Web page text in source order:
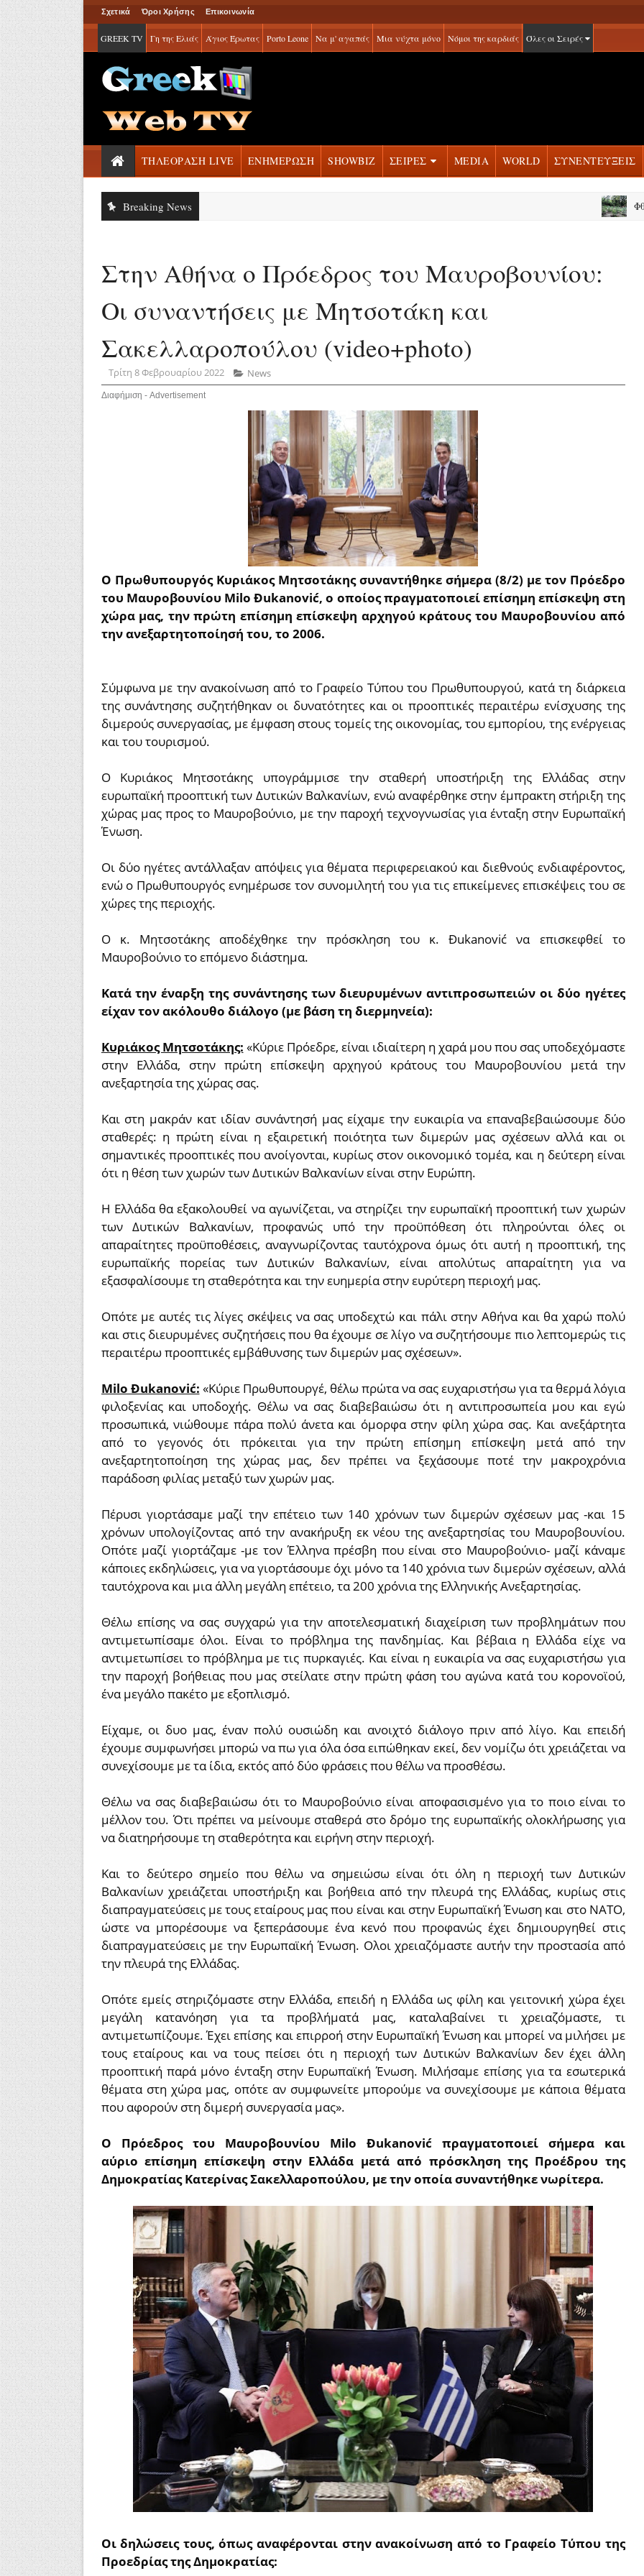
Σχετικά Όροι Χρήσης Επικοινωνία
GREEK TV Γη της Ελιάς Άγιος Έρωτας Porto Leone Να μ' αγαπάς Μια νύχτα μόνο Νόμοι της καρδιάς Όλες οι Σειρές
ΤΗΛΕΟΡΑΣΗ LIVE ΕΝΗΜΕΡΩΣΗ SHOWBIZ ΣΕΙΡΕΣ MEDIA WORLD ΣΥΝΕΝΤΕΥΞΕΙΣ
Breaking News Φθιώτιδα:
Στην Αθήνα ο Πρόεδρος του Μαυροβουνίου:
Οι συναντήσεις με Μητσοτάκη και
Σακελλαροπούλου (video+photo)
Τρίτη 8 Φεβρουαρίου 2022 News
Διαφήμιση - Advertisement
Ο Πρωθυπουργός Κυριάκος Μητσοτάκης συναντήθηκε σήμερα (8/2) με τον Πρόεδρο
του Μαυροβουνίου Milo Đukanović, ο οποίος πραγματοποιεί επίσημη επίσκεψη στη
χώρα μας, την πρώτη επίσημη επίσκεψη αρχηγού κράτους του Μαυροβουνίου από
την ανεξαρτητοποίησή του, το 2006.
Σύμφωνα με την ανακοίνωση από το Γραφείο Τύπου του Πρωθυπουργού, κατά τη διάρκεια
της συνάντησης συζητήθηκαν οι δυνατότητες και οι προοπτικές περαιτέρω ενίσχυσης της
διμερούς συνεργασίας, με έμφαση στους τομείς της οικονομίας, του εμπορίου, της ενέργειας
και του τουρισμού.
Ο Κυριάκος Μητσοτάκης υπογράμμισε την σταθερή υποστήριξη της Ελλάδας στην
ευρωπαϊκή προοπτική των Δυτικών Βαλκανίων, ενώ αναφέρθηκε στην έμπρακτη στήριξη της
χώρας μας προς το Μαυροβούνιο, με την παροχή τεχνογνωσίας για ένταξη στην Ευρωπαϊκή
Ένωση.
Οι δύο ηγέτες αντάλλαξαν απόψεις για θέματα περιφερειακού και διεθνούς ενδιαφέροντος,
ενώ ο Πρωθυπουργός ενημέρωσε τον συνομιλητή του για τις επικείμενες επισκέψεις του σε
χώρες της περιοχής.
Ο κ. Μητσοτάκης αποδέχθηκε την πρόσκληση του κ. Đukanović να επισκεφθεί το
Μαυροβούνιο το επόμενο διάστημα.
Κατά την έναρξη της συνάντησης των διευρυμένων αντιπροσωπειών οι δύο ηγέτες
είχαν τον ακόλουθο διάλογο (με βάση τη διερμηνεία):
Κυριάκος Μητσοτάκης: «Κύριε Πρόεδρε, είναι ιδιαίτερη η χαρά μου που σας υποδεχόμαστε
στην Ελλάδα, στην πρώτη επίσκεψη αρχηγού κράτους του Μαυροβουνίου μετά την
ανεξαρτησία της χώρας σας.
Και στη μακράν κατ ιδίαν συνάντησή μας είχαμε την ευκαιρία να επαναβεβαιώσουμε δύο
σταθερές: η πρώτη είναι η εξαιρετική ποιότητα των διμερών μας σχέσεων αλλά και οι
σημαντικές προοπτικές που ανοίγονται, κυρίως στον οικονομικό τομέα, και η δεύτερη είναι
ότι η θέση των χωρών των Δυτικών Βαλκανίων είναι στην Ευρώπη.
Η Ελλάδα θα εξακολουθεί να αγωνίζεται, να στηρίζει την ευρωπαϊκή προοπτική των χωρών
των Δυτικών Βαλκανίων, προφανώς υπό την προϋπόθεση ότι πληρούνται όλες οι
απαραίτητες προϋποθέσεις, αναγνωρίζοντας ταυτόχρονα όμως ότι αυτή η προοπτική, της
ευρωπαϊκής πορείας των Δυτικών Βαλκανίων, είναι απολύτως απαραίτητη για να
εξασφαλίσουμε τη σταθερότητα και την ευημερία στην ευρύτερη περιοχή μας.
Οπότε με αυτές τις λίγες σκέψεις να σας υποδεχτώ και πάλι στην Αθήνα και θα χαρώ πολύ
και στις διευρυμένες συζητήσεις που θα έχουμε σε λίγο να συζητήσουμε πιο λεπτομερώς τις
περαιτέρω προοπτικές εμβάθυνσης των διμερών μας σχέσεων».
Milo Đukanović: «Κύριε Πρωθυπουργέ, θέλω πρώτα να σας ευχαριστήσω για τα θερμά λόγια
φιλοξενίας και υποδοχής. Θέλω να σας διαβεβαιώσω ότι η αντιπροσωπεία μου και εγώ
προσωπικά, νιώθουμε πάρα πολύ άνετα και όμορφα στην φίλη χώρα σας. Και ανεξάρτητα
από το γεγονός ότι πρόκειται για την πρώτη επίσημη επίσκεψη μετά από την
ανεξαρτητοποίηση της χώρας μας, δεν πρέπει να ξεχάσουμε ποτέ την μακροχρόνια
παράδοση φιλίας μεταξύ των χωρών μας.
Πέρυσι γιορτάσαμε μαζί την επέτειο των 140 χρόνων των διμερών σχέσεων μας -και 15
χρόνων υπολογίζοντας από την ανακήρυξη εκ νέου της ανεξαρτησίας του Μαυροβουνίου.
Οπότε μαζί γιορτάζαμε -με τον Έλληνα πρέσβη που είναι στο Μαυροβούνιο- μαζί κάναμε
κάποιες εκδηλώσεις, για να γιορτάσουμε όχι μόνο τα 140 χρόνια των διμερών σχέσεων, αλλά
ταυτόχρονα και μια άλλη μεγάλη επέτειο, τα 200 χρόνια της Ελληνικής Ανεξαρτησίας.
Θέλω επίσης να σας συγχαρώ για την αποτελεσματική διαχείριση των προβλημάτων που
αντιμετωπίσαμε όλοι. Είναι το πρόβλημα της πανδημίας. Και βέβαια η Ελλάδα είχε να
αντιμετωπίσει το πρόβλημα με τις πυρκαγιές. Και είναι η ευκαιρία να σας ευχαριστήσω για
την παροχή βοήθειας που μας στείλατε στην πρώτη φάση του αγώνα κατά του κορονοϊού,
ένα μεγάλο πακέτο με εξοπλισμό.
Είχαμε, οι δυο μας, έναν πολύ ουσιώδη και ανοιχτό διάλογο πριν από λίγο. Και επειδή
έχουμε συμφωνήσει μπορώ να πω για όλα όσα ειπώθηκαν εκεί, δεν νομίζω ότι χρειάζεται να
συνεχίσουμε με τα ίδια, εκτός από δύο φράσεις που θέλω να προσθέσω.
Θέλω να σας διαβεβαιώσω ότι το Μαυροβούνιο είναι αποφασισμένο για το ποιο είναι το
μέλλον του. Ότι πρέπει να μείνουμε σταθερά στο δρόμο της ευρωπαϊκής ολοκλήρωσης για
να διατηρήσουμε τη σταθερότητα και ειρήνη στην περιοχή.
Και το δεύτερο σημείο που θέλω να σημειώσω είναι ότι όλη η περιοχή των Δυτικών
Βαλκανίων χρειάζεται υποστήριξη και βοήθεια από την πλευρά της Ελλάδας, κυρίως στις
διαπραγματεύσεις με τους εταίρους μας που είναι και στην Ευρωπαϊκή Ένωση και στο ΝΑΤΟ,
ώστε να μπορέσουμε να ξεπεράσουμε ένα κενό που προφανώς έχει δημιουργηθεί στις
διαπραγματεύσεις με την Ευρωπαϊκή Ένωση. Ολοι χρειαζόμαστε αυτήν την προστασία από
την πλευρά της Ελλάδας.
Οπότε εμείς στηριζόμαστε στην Ελλάδα, επειδή η Ελλάδα ως φίλη και γειτονική χώρα έχει
μεγάλη κατανόηση για τα προβλήματά μας, καταλαβαίνει τι χρειαζόμαστε, τι
αντιμετωπίζουμε. Έχει επίσης και επιρροή στην Ευρωπαϊκή Ένωση και μπορεί να μιλήσει με
τους εταίρους και να τους πείσει ότι η περιοχή των Δυτικών Βαλκανίων δεν έχει άλλη
προοπτική παρά μόνο ένταξη στην Ευρωπαϊκή Ένωση. Μιλήσαμε επίσης για τα εσωτερικά
θέματα στη χώρα μας, οπότε αν συμφωνείτε μπορούμε να συνεχίσουμε με κάποια θέματα
που αφορούν στη διμερή συνεργασία μας».
Ο Πρόεδρος του Μαυροβουνίου Milo Đukanović πραγματοποιεί σήμερα και
αύριο επίσημη επίσκεψη στην Ελλάδα μετά από πρόσκληση της Προέδρου της
Δημοκρατίας Κατερίνας Σακελλαροπούλου, με την οποία συναντήθηκε νωρίτερα.
Οι δηλώσεις τους, όπως αναφέρονται στην ανακοίνωση από το Γραφείο Τύπου της
Προεδρίας της Δημοκρατίας: